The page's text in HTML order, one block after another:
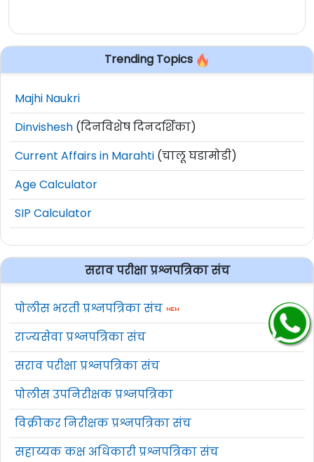
Trending Topics
Majhi Naukri
Dinvishesh (दिनविशेष दिनदर्शिका)
Current Affairs in Marahti (चालू घडामोडी)
Age Calculator
SIP Calculator
सराव परीक्षा प्रश्नपत्रिका संच
पोलीस भरती प्रश्नपत्रिका संच
राज्यसेवा प्रश्नपत्रिका संच
सराव परीक्षा प्रश्नपत्रिका संच
पोलीस उपनिरीक्षक प्रश्नपत्रिका
विक्रीकर निरीक्षक प्रश्नपत्रिका संच
सहाय्यक कक्ष अधिकारी प्रश्नपत्रिका संच